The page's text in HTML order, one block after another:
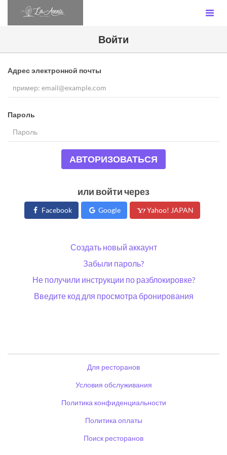
Войти
Адрес электронной почты
Пароль
АВТОРИЗОВАТЬСЯ
или войти через
Facebook Google Yahoo! JAPAN
Создать новый аккаунт
Забыли пароль?
Не получили инструкции по разблокировке?
Введите код для просмотра бронирования
Для ресторанов
Условия обслуживания
Политика конфиденциальности
Политика оплаты
Поиск ресторанов